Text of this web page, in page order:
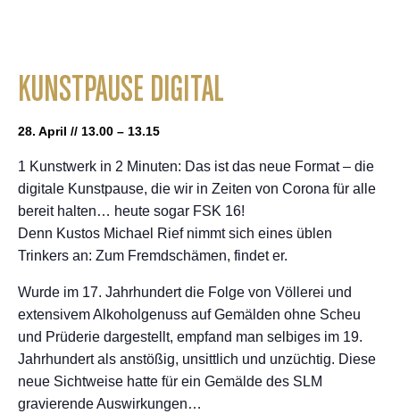
KUNSTPAUSE DIGITAL
28. April // 13.00 – 13.15
1 Kunstwerk in 2 Minuten: Das ist das neue Format – die
digitale Kunstpause, die wir in Zeiten von Corona für alle
bereit halten… heute sogar FSK 16!
Denn Kustos Michael Rief nimmt sich eines üblen
Trinkers an: Zum Fremdschämen, findet er.
Wurde im 17. Jahrhundert die Folge von Völlerei und
extensivem Alkoholgenuss auf Gemälden ohne Scheu
und Prüderie dargestellt, empfand man selbiges im 19.
Jahrhundert als anstößig, unsittlich und unzüchtig. Diese
neue Sichtweise hatte für ein Gemälde des SLM
gravierende Auswirkungen…